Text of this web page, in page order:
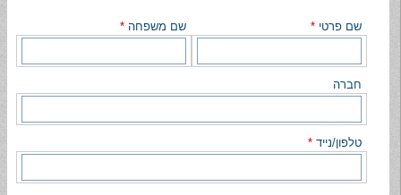
שם פרטי * שם משפחה *
חברה
טלפון/נייד *